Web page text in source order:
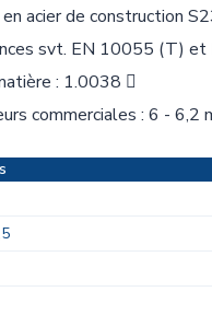
acier de construction
svt. EN 10055 (T) et
: 1.0038 
commerciales : 6 - 6,2